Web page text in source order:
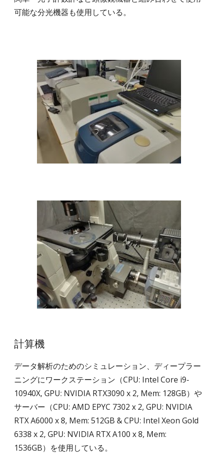
可能な分光機器も使用している。
計算機
データ解析のためのシミュレーション、ディープラー
ニングにワークステーション（CPU: Intel Core i9-
10940X, GPU: NVIDIA RTX3090 x 2, Mem: 128GB）や
サーバー（CPU: AMD EPYC 7302 x 2,GPU: NVIDIA
RTX A6000 x 8, Mem: 512GB &CPU: Intel Xeon Gold
6338 x 2, GPU: NVIDIA RTX A100 x 8, Mem:
1536GB）を使用している。